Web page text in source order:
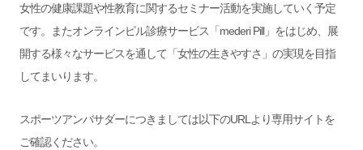
女性の健康課題や性教育に関するセミナー活動を実施していく予定
です。またオンラインピル診療サービス「mederi Pill」をはじめ、展
開する様々なサービスを通して「女性の生きやすさ」の実現を目指
してまいります。
スポーツアンバサダーにつきましては以下のURLより専用サイトを
ご確認ください。